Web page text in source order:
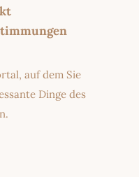
auf dem Sie
Dinge des